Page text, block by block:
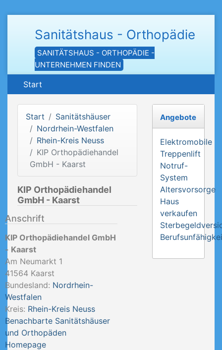
Sanitätshaus - Orthopädie
SANITÄTSHAUS - ORTHOPÄDIE -
UNTERNEHMEN FINDEN
Start
Start
Sanitätshäuser
Nordrhein-Westfalen
Rhein-Kreis Neuss
KIP Orthopädiehandel
GmbH - Kaarst
KIP Orthopädiehandel
GmbH - Kaarst
Anschrift
KIP Orthopädiehandel GmbH
- Kaarst
Am Neumarkt 1
41564 Kaarst
Bundesland: Nordrhein-
Westfalen
Kreis: Rhein-Kreis Neuss
Benachbarte Sanitätshäuser
und Orthopäden
Homepage
Angebote
Elektromobile
Treppenlift
Notruf-
System
Altersvorsorge
Haus
verkaufen